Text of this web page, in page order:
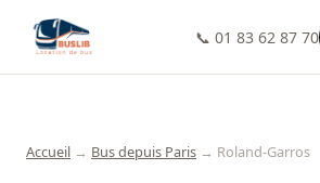
📞 01 83 62 87 70
Accueil → Bus depuis Paris → Roland-Garros